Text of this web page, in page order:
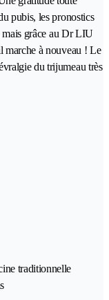
pubis, les pronostics
mais grâce au Dr LIU
marche à nouveau ! Le
du trijumeau très
traditionnelle